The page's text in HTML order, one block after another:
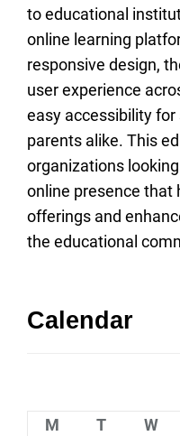
to educational
online learning
responsive design,
user experience
easy accessibility
parents alike. This
organizations
online presence that
offerings and
the educational
Calendar
M T W